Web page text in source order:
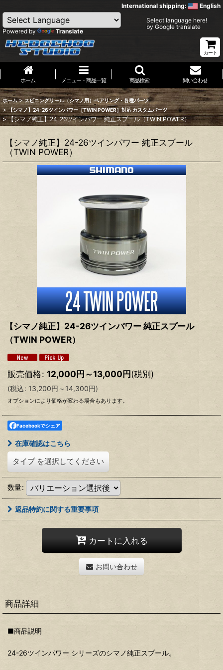
International shipping: English
Powered by Translate
Select language here!
by Google translate
カート
ホーム メニュー・商品一覧 商品検索 問い合わせ
ホーム > スピニングリール（シマノ用）ベアリング・各種パーツ
> 【シマノ】24-26ツインパワー［TWIN POWER］対応 カスタムパーツ
> 【シマノ純正】24-26ツインパワー 純正スプール（TWIN POWER）
【シマノ純正】24-26ツインパワー 純正スプール
（TWIN POWER）
【シマノ純正】24-26ツインパワー 純正スプール
（TWIN POWER）
販売価格: 12,000円～13,000円(税別)
(税込: 13,200円 ～14,300円)
オプションにより価格が変わる場合もあります。
Facebookでシェア
在庫確認はこちら
タイプ を選択してください
数量:
返品特約に関する重要事項
カートに入れる
お問い合わせ
商品詳細
■商品説明
24-26ツインパワー シリーズのシマノ純正スプール。